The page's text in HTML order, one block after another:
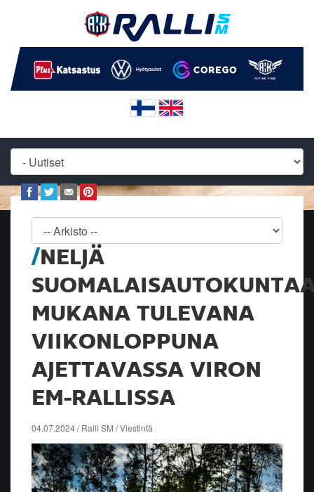
NELJÄ
MUKANA TULEVANA
VIIKONLOPPUNA
AJETTAVASSA VIRON
EM-RALLISSA
04.07.2024 / Ralli SM / Viestintä